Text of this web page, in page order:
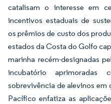
catalisam o interesse em
incentivos estaduais de
os prêmios de custo dos
estados da Costa do Golfo
marinha recém-designadas
incubatório
sobrevivência de alevinos em
Pacífico enfatiza as